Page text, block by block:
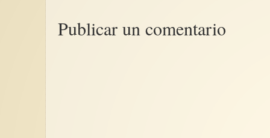
Publicar un comentario